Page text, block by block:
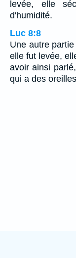
levée, elle
d'humidité.
Luc 8:8
Une autre
elle fut levée,
avoir ainsi
qui a des